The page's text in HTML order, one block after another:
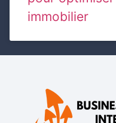
immobilier